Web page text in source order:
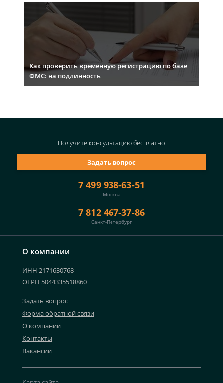
Как проверить временную регистрацию по базе
ФМС: на подлинность
О компании
ИНН 2171630768
ОГРН 5044335518860
Задать вопрос
Форма обратной связи
О компании
Контакты
Вакансии
7 499 938-63-51
Москва
7 812 467-37-86
Санкт-Петербург
Задать вопрос
Получите консультациюбесплатно